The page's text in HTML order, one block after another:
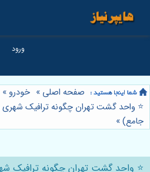
صفحه اصلی » خودرو »
⭐️ واحد گشت تهران چگونه ترافیک شهری
جامع)»
⭐️ واحد گشت تهران چگونه ترافیک